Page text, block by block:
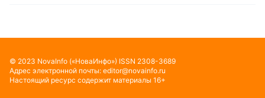
© 2023 NovaInfo («НоваИнфо») ISSN 2308-3689
Адрес электронной почты: editor@novainfo.ru
Настоящий ресурс содержит материалы 16+